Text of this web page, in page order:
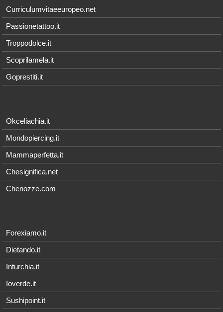
Curriculumvitaeeuropeo.net
Passionetattoo.it
Troppodolce.it
Scoprilamela.it
Goprestiti.it
Okceliachia.it
Mondopiercing.it
Mammaperfetta.it
Chesignifica.net
Chenozze.com
Forexiamo.it
Dietando.it
Inturchia.it
Ioverde.it
Sushipoint.it